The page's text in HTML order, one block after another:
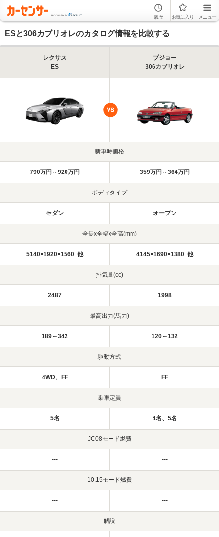
履歴 お気に入り メニュー
ESと306カブリオレのカタログ情報を比較する
レクサス
ES
プジョー
306カブリオレ
新車時価格
790万円～920万円 359万円～364万円
ボディタイプ
セダン オープン
全長x全幅x全高(mm)
5140×1920×1560 他 4145×1690×1380 他
排気量(cc)
2487 1998
最高出力(馬力)
189～342 120～132
駆動方式
4WD、FF FF
乗車定員
5名 4名、5名
JC08モード燃費
--- ---
10.15モード燃費
--- ---
解説